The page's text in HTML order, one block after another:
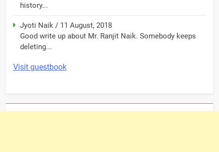
history...
Jyoti Naik / 11 August, 2018
Good write up about Mr. Ranjit Naik. Somebody keeps
deleting...
Visit guestbook